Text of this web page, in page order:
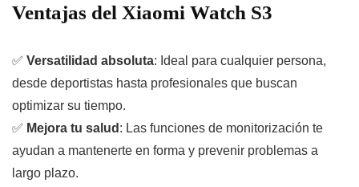
Ventajas del Xiaomi Watch S3
✅ Versatilidad absoluta: Ideal para cualquier persona,
desde deportistas hasta profesionales que buscan
optimizar su tiempo.
✅ Mejora tu salud : Las funciones de monitorización te
ayudan a mantenerte en forma y prevenir problemas a
largo plazo.